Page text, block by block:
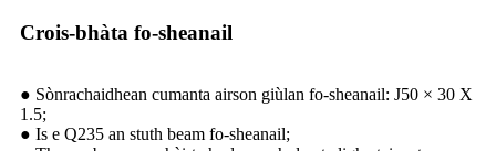
Crois-bhàta fo-sheanail
● Sònrachaidhean cumanta airson giùlan fo-sheanail: J50 × 30 X
1.5;
● Is e Q235 an stuth beam fo-sheanail;